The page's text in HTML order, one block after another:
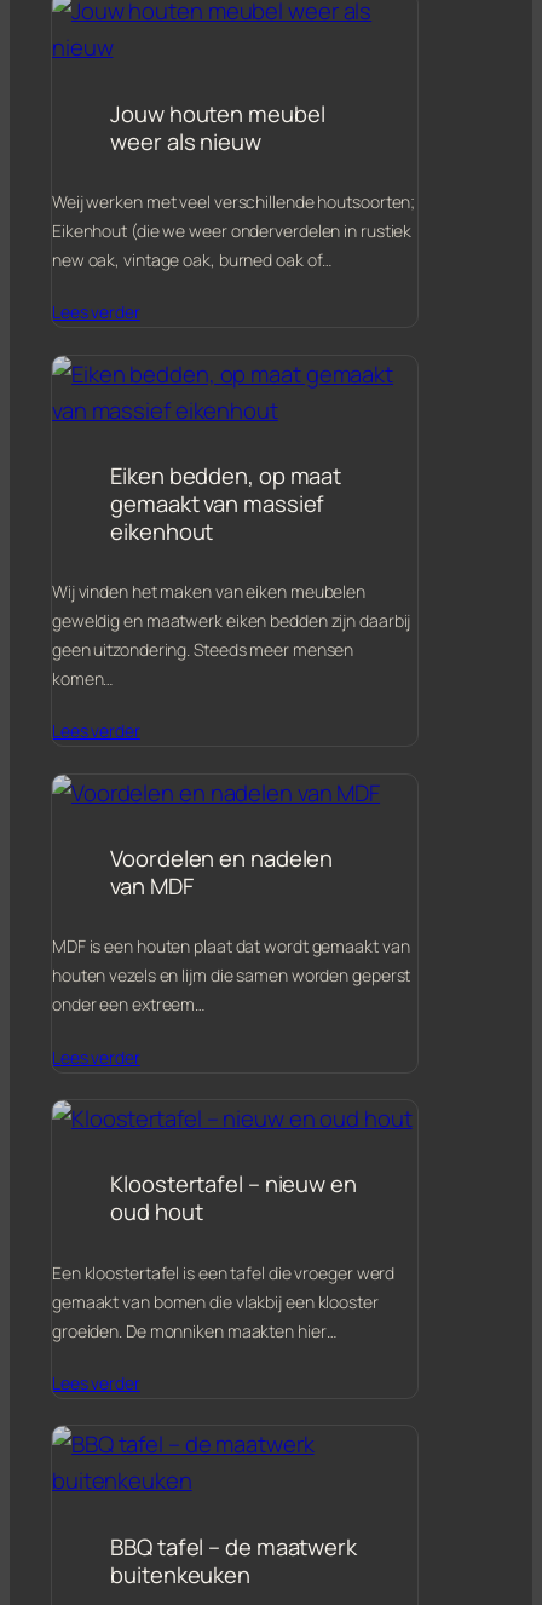
Jouw houten meubel
weer als nieuw
Weij werken met veel verschillende houtsoorten;
Eikenhout (die we weer onderverdelen in rustiek
new oak, vintage oak, burned oak of…
Lees verder
Eiken bedden, op maat
gemaakt van massief
eikenhout
Wij vinden het maken van eiken meubelen
geweldig en maatwerk eiken bedden zijn daarbij
geen uitzondering. Steeds meer mensen
komen…
Lees verder
Voordelen en nadelen
van MDF
MDF is een houten plaat dat wordt gemaakt van
houten vezels en lijm die samen worden geperst
onder een extreem…
Lees verder
Kloostertafel – nieuw en
oud hout
Een kloostertafel is een tafel die vroeger werd
gemaakt van bomen die vlakbij een klooster
groeiden. De monniken maakten hier…
Lees verder
BBQ tafel – de maatwerk
buitenkeuken